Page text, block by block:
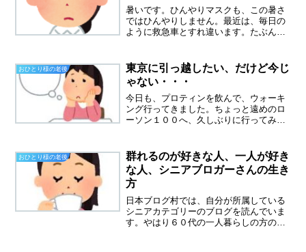
暑いです。ひんやりマスクも、この暑さ
ではひんやりしません。最近は、毎日の
ように救急車とすれ違います。たぶん熱
するそうです。本当に厳しい夏です。コ
ロナの影響で三人のパート...
おひとり様の老後
東京に引っ越したい、だけど今じ
ゃない・・・
今日も、プロティンを飲んで、ウォーキ
ング行ってきました。ちょっと遠めのロ
ーソン１００へ、久しぶりに行ってみた
モノの方が少ないのです。ローソン１０
０と言えば、１００均のイ...
おひとり様の老後
群れるのが好きな人、一人が好き
な人、シニアブロガーさんの生き
方
日本ブログ村では、自分が所属している
シニアカテゴリーのブログを読んでいま
す。やはり６０代の一人暮らしの方のブ